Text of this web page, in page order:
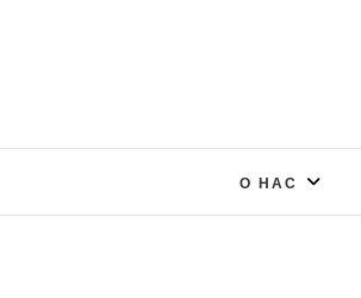
О НАС